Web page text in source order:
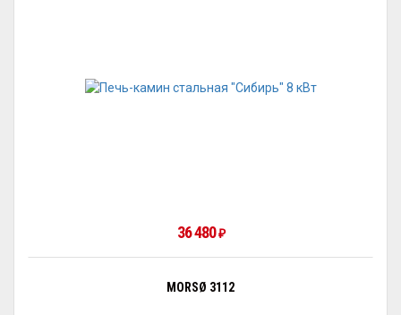
36 480₽
MORSØ 3112